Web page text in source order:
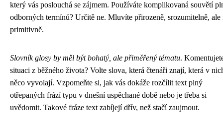
který vás poslouchá se zájmem. Používáte komplikovaná souvětí
odborných termínů? Určitě ne. Mluvíte přirozeně, srozumitelně, ale
primitivně.
Slovník glosy by měl být bohatý, ale přiměřený tématu.
situaci z běžného života? Volte slova, která čtenáři znají, která v
něco vyvolají. Vzpomeňte si, jak vás dokáže rozčílit text plný
otřepaných frází typu v dnešní uspěchané době nebo je třeba si
uvědomit. Takové fráze text zabíjejí dřív, než stačí zaujmout.